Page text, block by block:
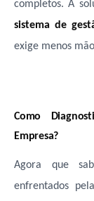
completos. A
sistema de
exige menos
Como
Empresa?
Agora que
enfrentados